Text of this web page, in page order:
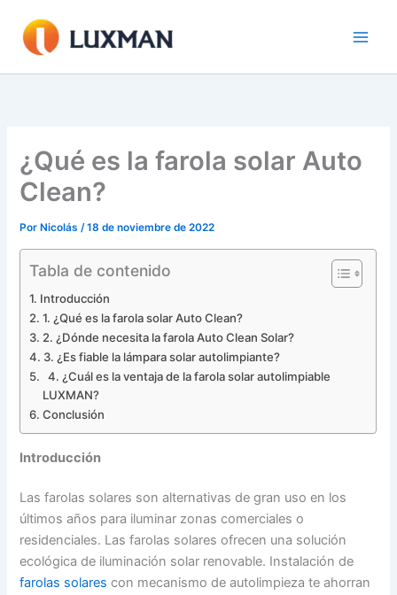
contenido
¿Qué es la farola solar Auto
Clean?
Por Nicolás/18 de noviembre de 2022
Tabla de contenido
Introducción
1. ¿Qué es la farola solar Auto Clean?
2. ¿Dónde necesita la farola Auto Clean Solar?
3. ¿Es fiable la lámpara solar autolimpiante?
4. ¿Cuál es la ventaja de la farola solar autolimpiable
LUXMAN?
Conclusión
Introducción
Las farolas solares son alternativas de gran uso en los
últimos años para iluminar zonas comerciales o
residenciales. Las farolas solares ofrecen una solución
ecológica de iluminación solar renovable. Instalación de
farolas solares con mecanismo de autolimpieza te ahorran